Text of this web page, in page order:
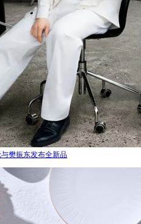
樊振东发布全新品